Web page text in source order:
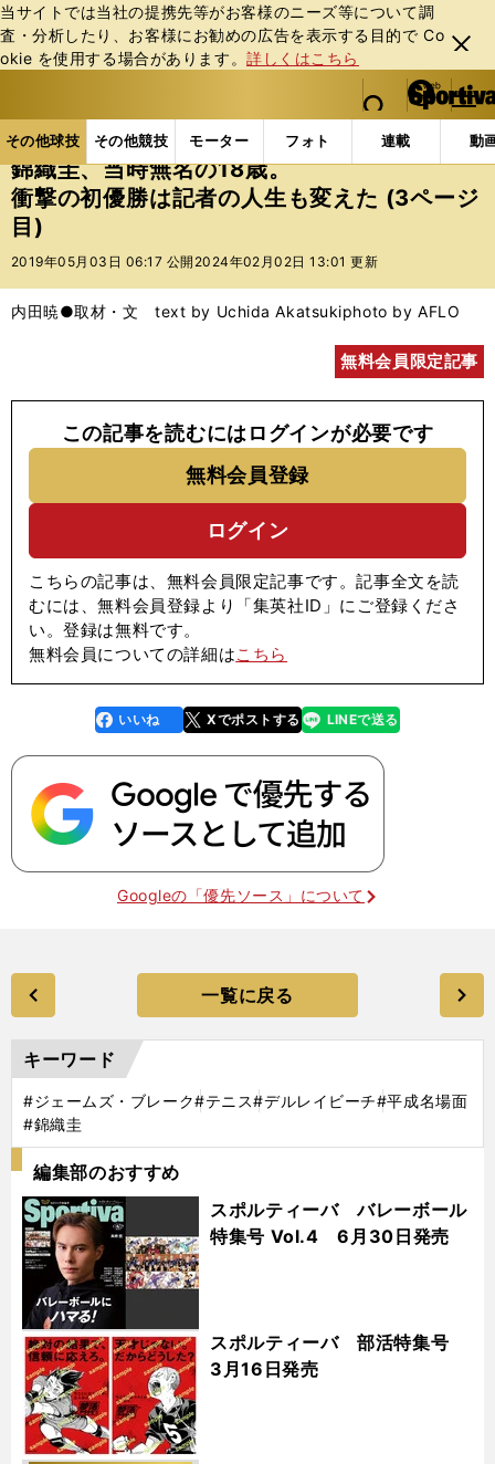
当サイトでは当社の提携先等がお客様のニーズ等について調
査・分析したり、お客様にお勧めの広告を表⽰する⽬的で Co
okie を使⽤する場合があります。詳しくはこちら
閉じ
る
web Sportiva (webスポルティーバ)
検索
マイペ
ー
ジ
メニュ
その他球技 その他競技 モーター フォト 連載 動
ス
ポ
ル
テ
ー
バ
その他球技の記事一覧 テニス 錦織圭、当時無名の
錦織圭、当時無名の18歳。
衝撃の初優勝は記者の人生も変えた (3ページ
目)
2019年05月03日 06:17 公開 2024年02月02日 13:01 更新
内田暁●取材・文 text by Uchida Akatsukiphoto by AFLO
無料会員限定記事
この記事を読むにはログインが必要です
無料会員登録
ログイン
こちらの記事は、無料会員限定記事です。記事全文を読
むには、無料会員登録より「集英社ID」にご登録くださ
い。登録は無料です。
無料会員についての詳細はこちら
faceboo
k
いいね Xでポストする
line LINEで送る
Googleの「優先ソース」について
一覧に戻る
キーワード
#ジェームズ・ブレーク#テニス#デルレイビーチ#平成名場面
#錦織圭
編集部のおすすめ
スポルティーバ バレーボール
特集号 Vol.4 6月30日発売
スポルティーバ 部活特集号
3月16日発売